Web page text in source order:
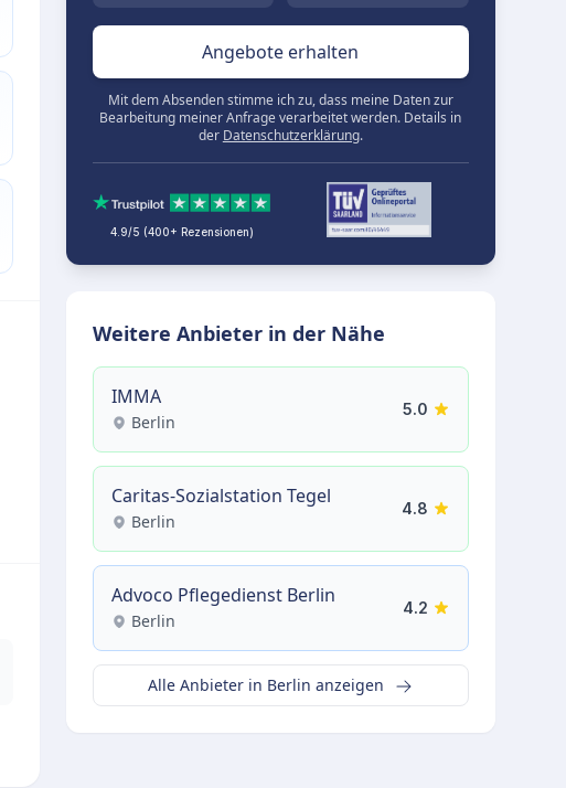
Angebote erhalten
Mit dem Absenden stimme ich zu, dass meine Daten zur
Bearbeitung meiner Anfrage verarbeitet werden. Details in
der Datenschutzerklärung.
4.9/5 (400+ Rezensionen)
Weitere Anbieter in der Nähe
IMMA
Berlin
5.0
Caritas-Sozialstation Tegel
Berlin
4.8
Advoco Pflegedienst Berlin
Berlin
4.2
Alle Anbieter in Berlin anzeigen